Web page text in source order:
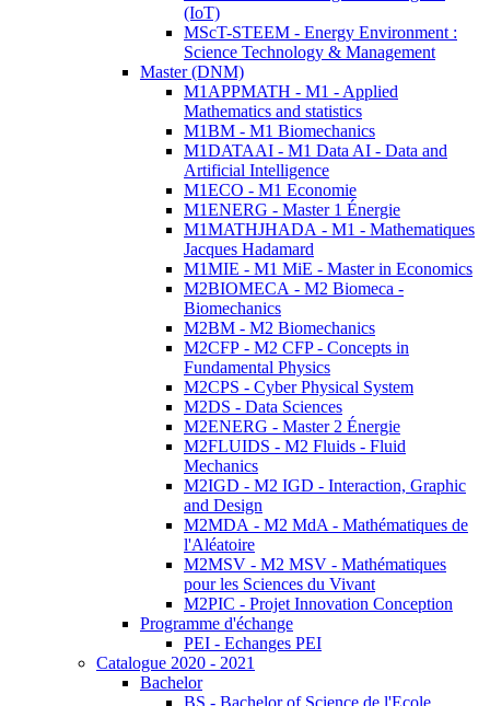
(IoT)
MScT-STEEM - Energy Environment :
Science Technology & Management
Master (DNM)
M1APPMATH - M1 - Applied
Mathematics and statistics
M1BM - M1 Biomechanics
M1DATAAI - M1 Data AI - Data and
Artificial Intelligence
M1ECO - M1 Economie
M1ENERG - Master 1 Énergie
M1MATHJHADA - M1 - Mathematiques
Jacques Hadamard
M1MIE - M1 MiE - Master in Economics
M2BIOMECA - M2 Biomeca -
Biomechanics
M2BM - M2 Biomechanics
M2CFP - M2 CFP - Concepts in
Fundamental Physics
M2CPS - Cyber Physical System
M2DS - Data Sciences
M2ENERG - Master 2 Énergie
M2FLUIDS - M2 Fluids - Fluid
Mechanics
M2IGD - M2 IGD - Interaction, Graphic
and Design
M2MDA - M2 MdA - Mathématiques de
l'Aléatoire
M2MSV - M2 MSV - Mathématiques
pour les Sciences du Vivant
M2PIC - Projet Innovation Conception
Programme d'échange
PEI - Echanges PEI
Catalogue 2020 - 2021
Bachelor
BS - Bachelor of Science de l'Ecole